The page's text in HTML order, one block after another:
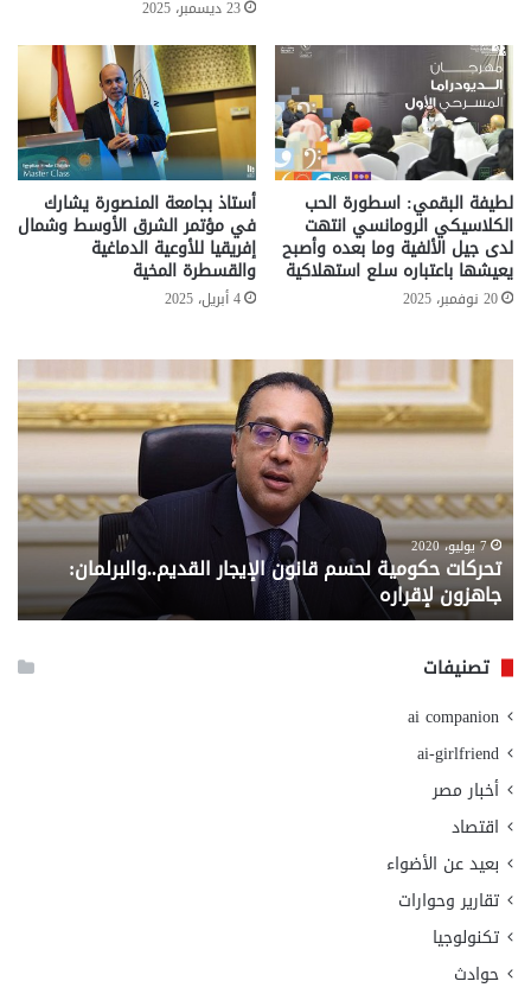
23 ديسمبر، 2025
لطيفة البقمي: اسطورة الحب
الكلاسيكي الرومانسي انتهت
لدى جيل الألفية وما بعده وأصبح
يعيشها باعتباره سلع استهلاكية
20 نوفمبر، 2025
أستاذ بجامعة المنصورة يشارك
في مؤتمر الشرق الأوسط وشمال
إفريقيا للأوعية الدماغية
والقسطرة المخية
4 أبريل، 2025
الإيجار القديم..والبرلمان:
المطلقة
..
إليك
المستندات
المطلوبة
وزارة
الاجتماعي
معاش المطلقة .. إليك
وزارة التضامن الاجتماعي
تصنيفات
ai companion
ai-girlfriend
أخبار مصر
اقتصاد
بعيد عن الأضواء
تقارير وحوارات
تكنولوجيا
حوادث